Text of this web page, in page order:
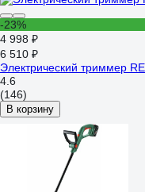
-23%
4 998 ₽
6 510 ₽
Электрический триммер
4.6
(146)
В корзину